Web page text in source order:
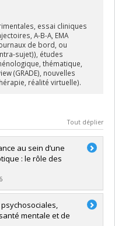
essai cliniques
A-B-A, EMA
de bord, ou
sujet)), études
thématique,
(GRADE), nouvelles
réalité virtuelle).
Tout déplier
au sein d’une
: le rôle des
mentale et de